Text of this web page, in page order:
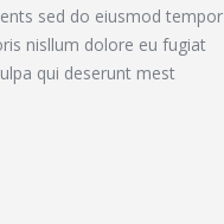
sed do eiusmod tempor
nisllum dolore eu fugiat
qui deserunt mest